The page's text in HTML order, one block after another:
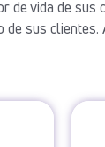
vida de sus
sus